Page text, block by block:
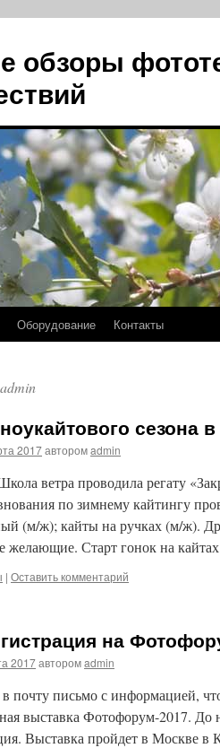
обзоры
Оборудование Контакты
admin
сезона
2017авторомadmin
ветра проводила регату
по зимнему кайтингу
(м/ж); кайты на ручках (м/ж).
желающие. Старт гонок на
| Оставить комментарий
на
2017авторомadmin
почту письмо с информацией,
выставка Фотофорум-2017. До
Выставка пройдет в Москве в